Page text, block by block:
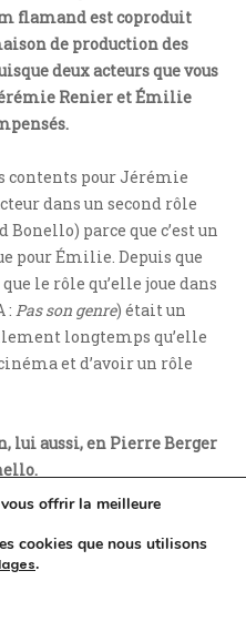
flamand est coproduit
de production des
deux acteurs que vous
Renier et Émilie
contents pour Jérémie
dans un second rôle
parce que c’est un
pour Émilie. Depuis que
le rôle qu’elle joue dans
:Pas son genre) était un
longtemps qu’elle
et d’avoir un rôle
lui aussi, en Pierre Berger
Et il arrive à vivre dans
différents. En Claude
un grand comédien.
à disparaître
offrir la meilleure
cookies que nous utilisons
.